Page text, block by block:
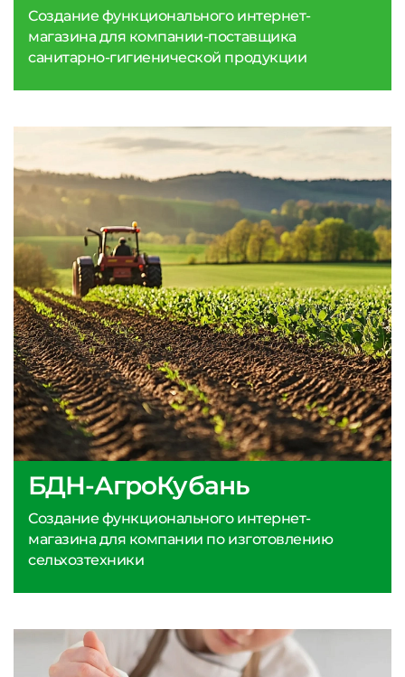
Создание функционального интернет-
магазина для компании-поставщика
санитарно-гигиенической продукции
БДН-АгроКубань
Создание функционального интернет-
магазина для компании по изготовлению
сельхозтехники